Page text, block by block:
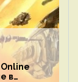
Online
в